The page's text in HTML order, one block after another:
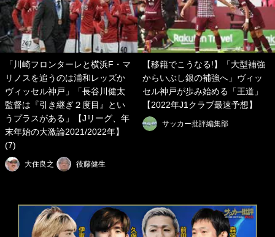
「川崎フロンターレと横浜F・マ
リノスを追うのは浦和レッズか
ヴィッセル神戸」「長谷川健太
監督は『引き継ぎ２度目』とい
うプラスがある」【Jリーグ、年
末年始の大激論2021/2022年】
(7)
大住良之 後藤健生
【移籍でこうなる!】「大型補強
からいぶし銀の補強へ」ヴィッ
セル神戸が歩み始める「王道」
【2022年J1クラブ最速予想】
サッカー批評編集部